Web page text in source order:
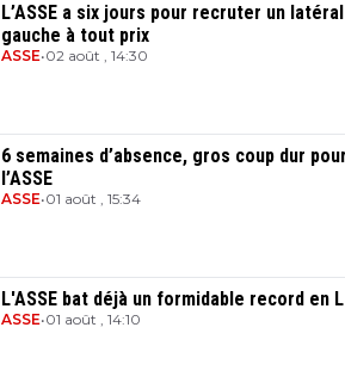
L’ASSE a six jours pour recruter un latéral
gauche à tout prix
ASSE•02 août , 14:30
6 semaines d’absence, gros coup dur
l’ASSE
ASSE•01 août , 15:34
L'ASSE bat déjà un formidable record en
ASSE•01 août , 14:10